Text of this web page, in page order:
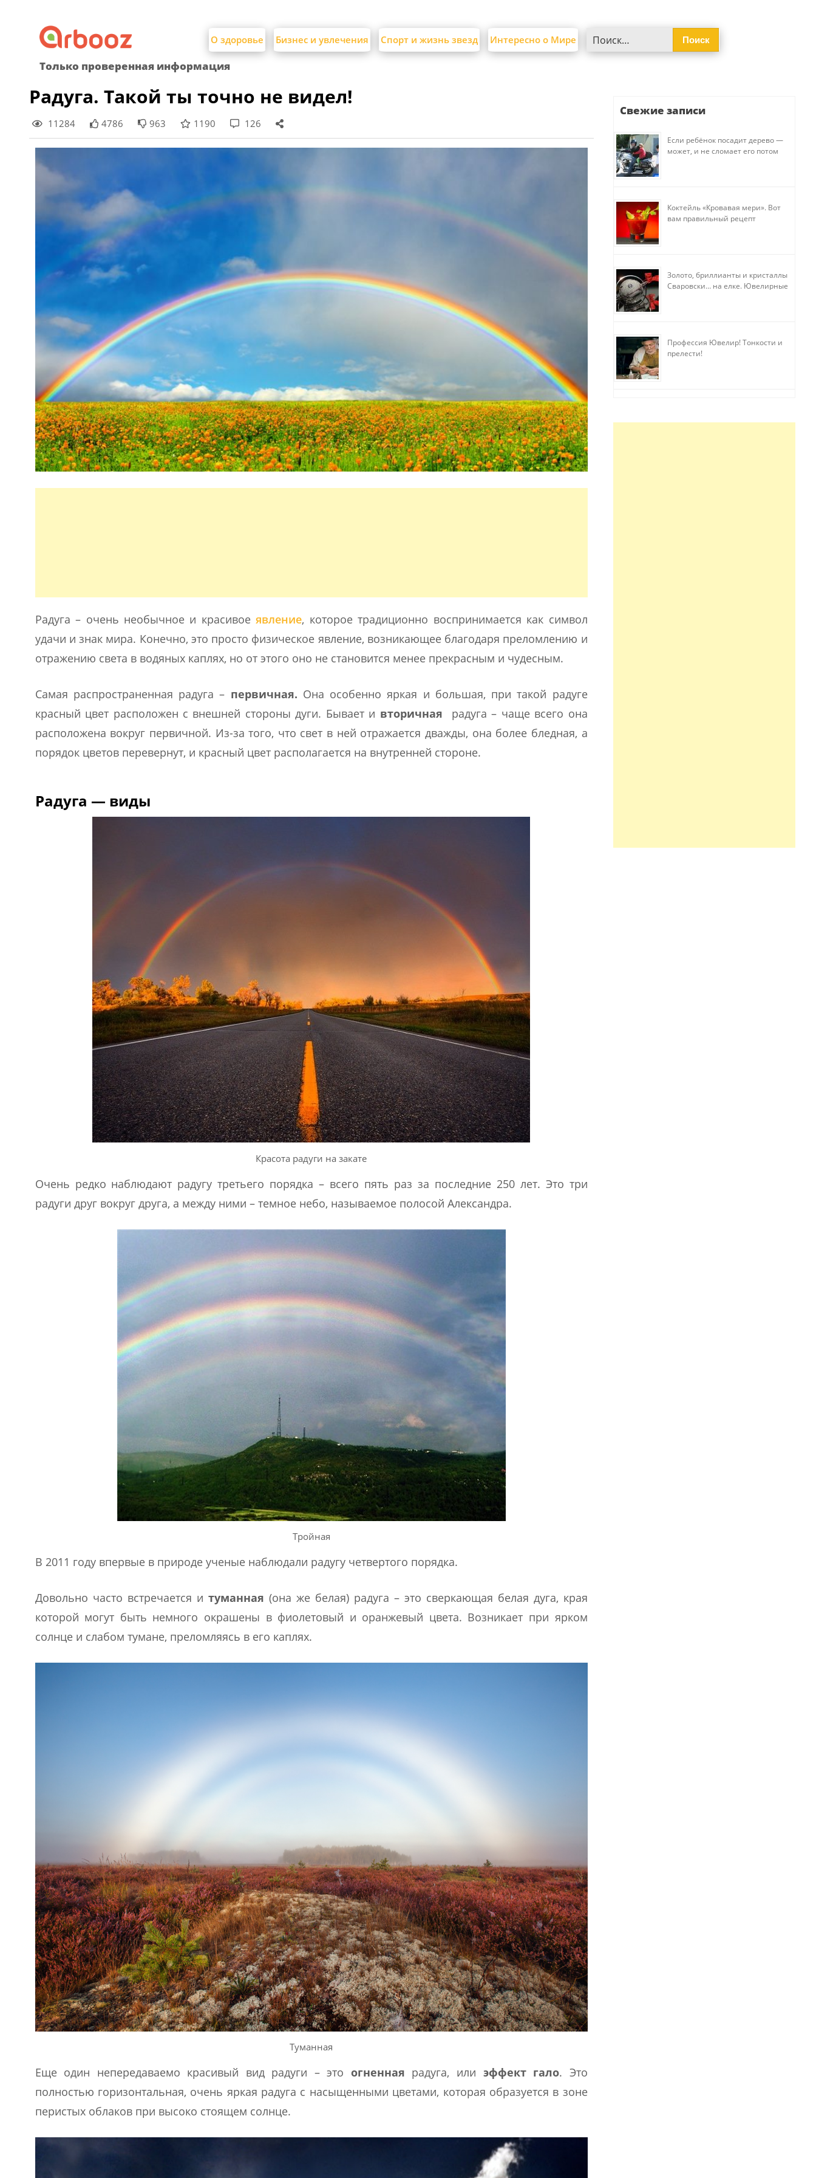
content
О здоровье Бизнес и увлечения Спорт и жизнь звезд Интересно о Мире
Только проверенная информация
Радуга. Такой ты точно не видел!
11284 4786 963 1190 126
Радуга – очень необычное и красивоеявление, которое традиционно воспринимается как символ
удачи и знак мира. Конечно, это просто физическое явление, возникающее благодаря преломлению и
отражению света в водяных каплях, но от этого оно не становится менее прекрасным и чудесным.
Самая распространенная радуга – первичная. Она особенно яркая и большая, при такой радуге
красный цвет расположен с внешней стороны дуги. Бывает и вторичная
радуга – чаще всего она
расположена вокруг первичной. Из-за того, что свет в ней отражается дважды, она более бледная, а
порядок цветов перевернут, и красный цвет располагается на внутренней стороне.
Радуга — виды
Красота радуги на закате
Очень редко наблюдают радугу третьего порядка – всего пять раз за последние 250 лет. Это три
радуги друг вокруг друга, а между ними – темное небо, называемое полосой Александра.
Тройная
В 2011 году впервые в природе ученые наблюдали радугу четвертого порядка.
Довольно часто встречается и туманная (она же белая) радуга – это сверкающая белая дуга, края
которой могут быть немного окрашены в фиолетовый и оранжевый цвета. Возникает при ярком
солнце и слабом тумане, преломляясь в его каплях.
Туманная
Еще один непередаваемо красивый вид радуги – это огненная радуга, или эффект гало. Это
полностью горизонтальная, очень яркая радуга с насыщенными цветами, которая образуется в зоне
перистых облаков при высоко стоящем солнце.
Свежие записи
Если ребёнок посадит дерево —
может, и не сломает его потом
Коктейль «Кровавая мери». Вот
вам правильный рецепт
Золото, бриллианты и кристаллы
Сваровски… на елке. Ювелирные
Профессия Ювелир! Тонкости и
прелести!